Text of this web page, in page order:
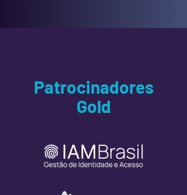
Patrocinadores
Gold